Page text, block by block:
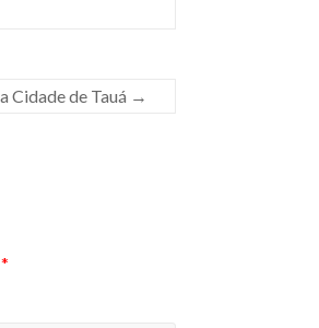
Cidade de Tauá →
*